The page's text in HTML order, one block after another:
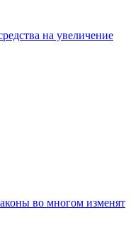
на увеличение
во многом изменят